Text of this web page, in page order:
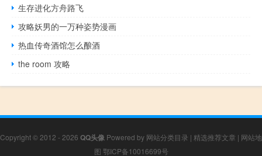
生存进化方舟路飞
攻略妖男的一万种姿势漫画
热血传奇酒馆怎么酿酒
the room 攻略
Copyright © 2012 - 2026 QQ头像 Powered by 网站分类目录 | 精选推荐文章 | 网站地
图 鄂ICP备10016699号